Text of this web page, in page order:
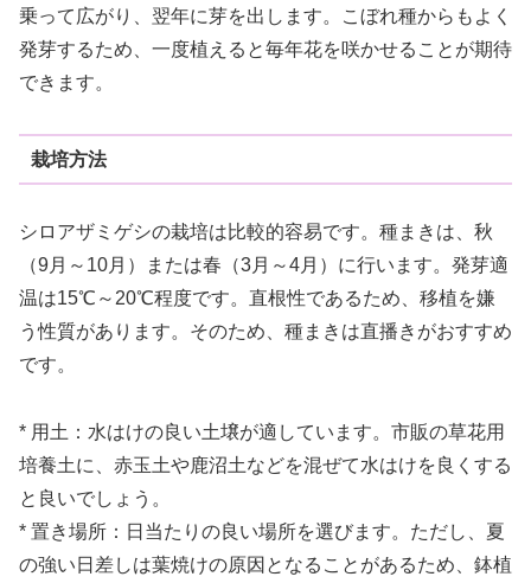
乗って広がり、翌年に芽を出します。こぼれ種からもよく
発芽するため、一度植えると毎年花を咲かせることが期待
できます。
栽培方法
シロアザミゲシの栽培は比較的容易です。種まきは、秋
（9月～10月）または春（3月～4月）に行います。発芽適
温は15℃～20℃程度です。直根性であるため、移植を嫌
う性質があります。そのため、種まきは直播きがおすすめ
です。
* 用土：水はけの良い土壌が適しています。市販の草花用
培養土に、赤玉土や鹿沼土などを混ぜて水はけを良くする
と良いでしょう。
* 置き場所：日当たりの良い場所を選びます。ただし、夏
の強い日差しは葉焼けの原因となることがあるため、鉢植